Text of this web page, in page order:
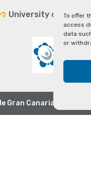
To offer
access
data
or
University campus
Canaria · ULPGC